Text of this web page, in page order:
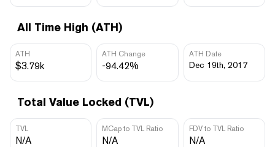
All Time High (ATH)
ATH
$3.79k
ATH Change
-94.42%
ATH Date
Dec 19th, 2017
Total Value Locked (TVL)
TVL
N/A
MCap to TVL Ratio
N/A
FDV to TVL Ratio
N/A